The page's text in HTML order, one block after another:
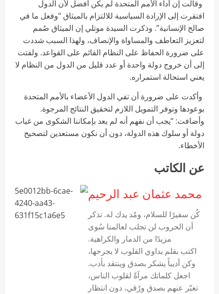
وقالت إن أداء الأمم المتحدة لم يكن أفضل لأن الدول
افتقرت إلى الإرادة السياسية للالتزام بالميثاق “وفعل ما في
صالح الإنسانية”. وذكرت السيدة موتلي إن الميثاق صُمم
لتعزيز التعاطف والمساواة والإنصاف، ولهذا السبب شددت
على ضرورة الحفاظ على النظام القائم على القواعد. ولفتت
إلى أن خروج دولة واحدة أو عدد قليل من الدول من النظام لا
يعني استحالة استمراره.
وأكدت على ضرورة أن تفي الدول الأعضاء بالأمم المتحدة
بوعودها وتوفر التمويل اللازم لتحقيق النتائج المرجوة.
وأضافت: “يجب أن نفهم أنه لم يعد بإمكاننا الشكوى من غياب
دولة أو سلوك هذه الدولة، دون أن نكون مستعدين لتصحيح
الأخطاء.
عن الكاتب
محمد عثمان عبد الرحيم
‏كُن سفيرًا للسلام، ومٌد يدك له. تذكر
أن الحروب لن تجلب لعالمنا سُوى
مزيدًا من الدمار والكراهية.
اكتب بقلم يداوي القلوب لا يجرحها،
وكن أديباً يشكر بصدق وينتقد بأدب.
اجعل كلماتك مرآةً لقلوب الناس،
تعبّر عنهم بصدق ورُقي، دون انتظار